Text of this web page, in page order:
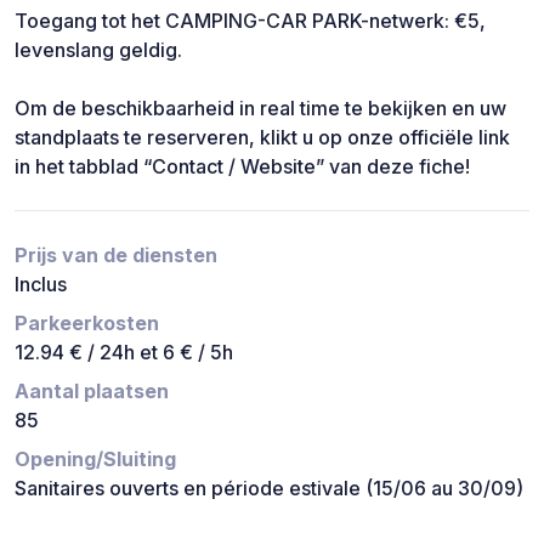
Toegang tot het CAMPING-CAR PARK-netwerk: €5,
levenslang geldig.
Om de beschikbaarheid in real time te bekijken en uw
standplaats te reserveren, klikt u op onze officiële link
in het tabblad “Contact / Website” van deze fiche!
Prijs van de diensten
Inclus
Parkeerkosten
12.94 € / 24h et 6 € / 5h
Aantal plaatsen
85
Opening/Sluiting
Sanitaires ouverts en période estivale (15/06 au 30/09)